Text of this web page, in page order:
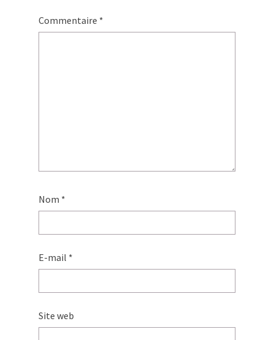
Commentaire *
Nom *
E-mail *
Site web